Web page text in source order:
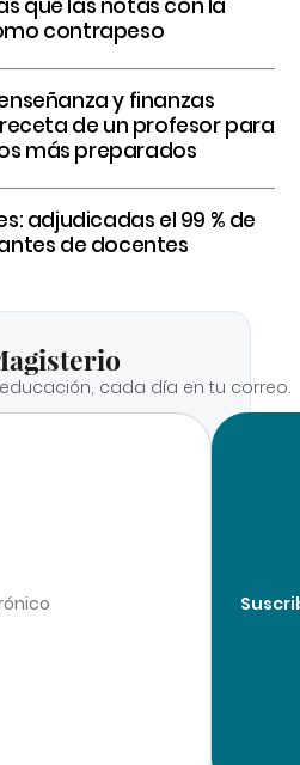
que las notas con la
contrapeso
y finanzas
de un profesor para
más preparados
adjudicadas el 99 % de
de docentes
cada día en tu correo.